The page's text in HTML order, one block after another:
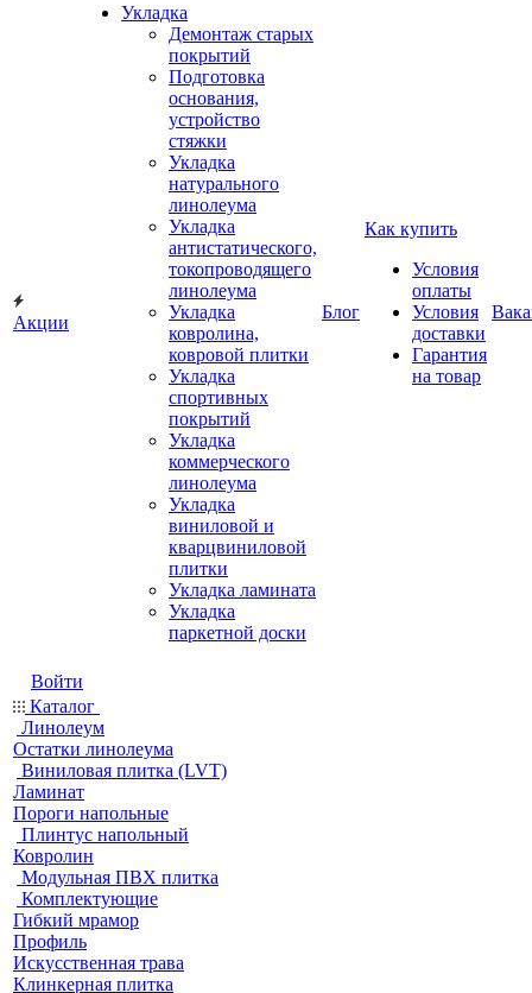
Акции
Укладка
Демонтаж старых
покрытий
Подготовка
основания,
устройство
стяжки
Укладка
натурального
линолеума
Укладка
антистатического,
токопроводящего
линолеума
Укладка
ковролина,
ковровой плитки
Укладка
спортивных
покрытий
Укладка
коммерческого
линолеума
Укладка
виниловой и
кварцвиниловой
плитки
Укладка ламината
Укладка
паркетной доски
Блог
Как купить
Условия
оплаты
Условия
доставки
Гарантия
на товар
Войти
Каталог
Линолеум
Остатки линолеума
Виниловая плитка (LVT)
Ламинат
Пороги напольные
Плинтус напольный
Ковролин
Модульная ПВХ плитка
Комплектующие
Гибкий мрамор
Профиль
Искусственная трава
Клинкерная плитка